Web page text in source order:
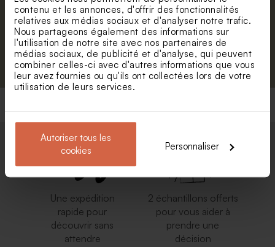
contenu et les annonces, d'offrir des fonctionnalités
relatives aux médias sociaux et d'analyser notre trafic.
Nous partageons également des informations sur
l'utilisation de notre site avec nos partenaires de
médias sociaux, de publicité et d'analyse, qui peuvent
combiner celles-ci avec d'autres informations que vous
leur avez fournies ou qu'ils ont collectées lors de votre
utilisation de leurs services.
Autoriser tous les
cookies
Personnaliser
S'abonner
Une expédition
rapide pour
découvrir sans
attendre
2 échantillons offerts
pour vous aider à
prendre une
décision